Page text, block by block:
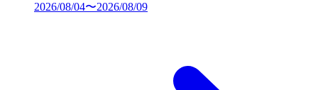
2026/08/04〜2026/08/09